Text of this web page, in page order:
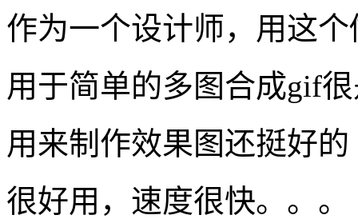
作为一个设计师，用这
用于简单的多图合成gif
用来制作效果图还挺好的
很好用，速度很快。。。